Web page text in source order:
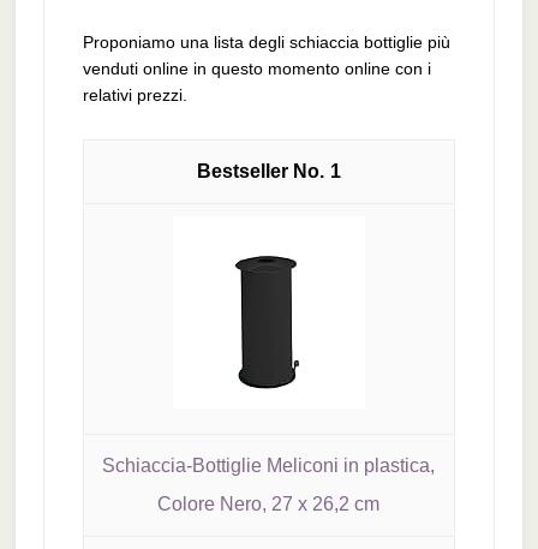
Proponiamo una lista degli schiaccia bottiglie più
venduti online in questo momento online con i
relativi prezzi.
1
Schiaccia-Bottiglie Meliconi in plastica,
Colore Nero, 27 x 26,2 cm